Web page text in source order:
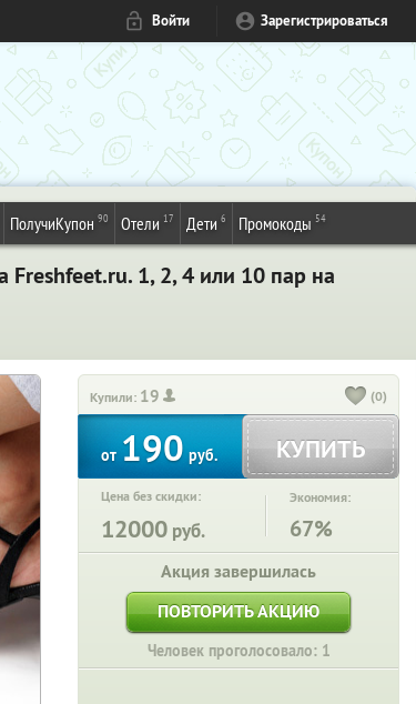
Войти Зарегистрироваться
ПолучиКупон 90 Отели 17 Дети 6 Промокоды 54
1, 2, 4 или 10 пар на
Купили: 19 (0)
от190руб. КУПИТЬ
Цена без скидки:
12000 руб.
Экономия:
67%
Акция завершилась
ПОВТОРИТЬ АКЦИЮ
Человек проголосовало: 1